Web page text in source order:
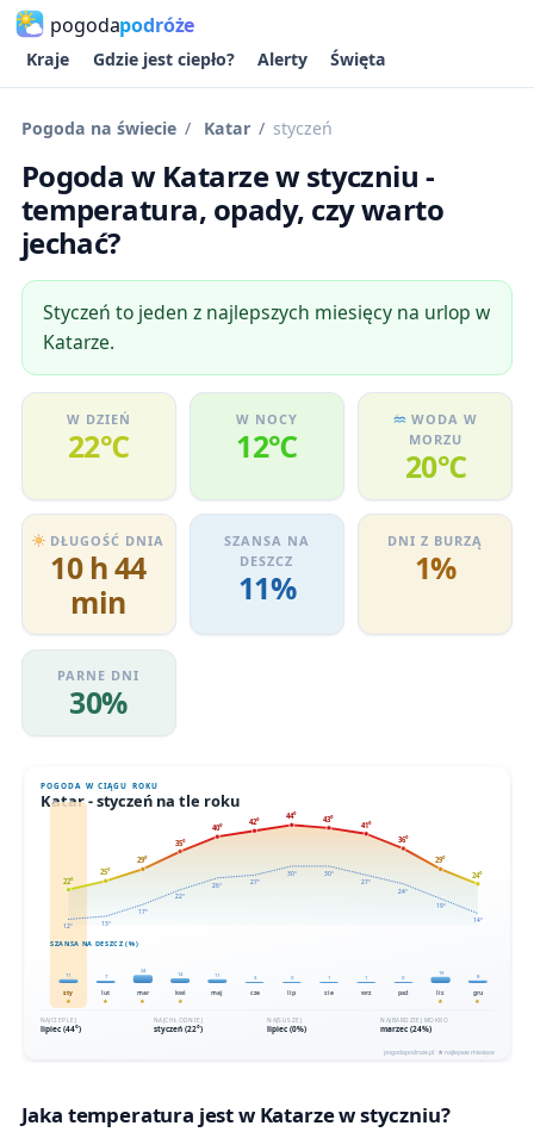
pogodapodróże
Kraje Gdzie jest ciepło? Alerty Święta
Pogoda na świecie Katar styczeń
Pogoda w Katarze w styczniu -
temperatura, opady, czy warto
jechać?
Styczeń to jeden z najlepszych miesięcy na urlop w
Katarze.
W DZIEŃ
22℃
W NOCY
12℃
WODA W
MORZU
20℃
DŁUGOŚĆ DNIA
10 h 44
min
SZANSA NA
DESZCZ
11%
DNI Z BURZĄ
1%
PARNE DNI
30%
Jaka temperatura jest w Katarze w styczniu?